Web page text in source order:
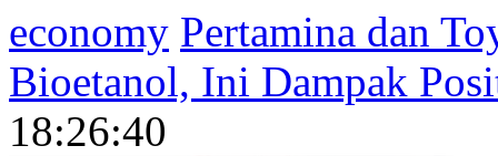
economy Pertamina dan
Bioetanol, Ini Dampak
18:26:40